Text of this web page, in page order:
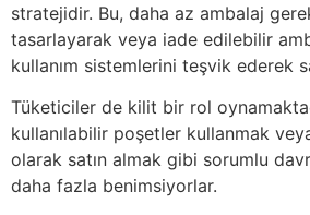
stratejidir. Bu, daha az ambalaj
tasarlayarak veya iade edilebilir
kullanım sistemlerini teşvik ederek
Tüketiciler de kilit bir rol
kullanılabilir poşetler kullanmak
olarak satın almak gibi sorumlu
daha fazla benimsiyorlar.